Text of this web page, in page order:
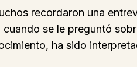
recordaron una
se le preguntó
ha sido